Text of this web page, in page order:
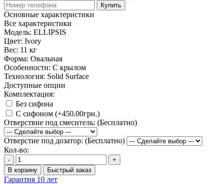
Купить
Основные характеристики
Все характеристики
Модель: ELLIPSIS
Цвет: Ivory
Вес: 11 кг
Форма: Овальная
Особенности: С крылом
Технология: Solid Surface
Доступные опции
Комплектация:
Без сифона
С сифоном (+450.00грн.)
Отверствие под смеситель: (Бесплатно)
Отверстие под дозатор: (Бесплатно)
Кол-во:
-
+
В корзину
Быстрый заказ
Гарантия 10 лет